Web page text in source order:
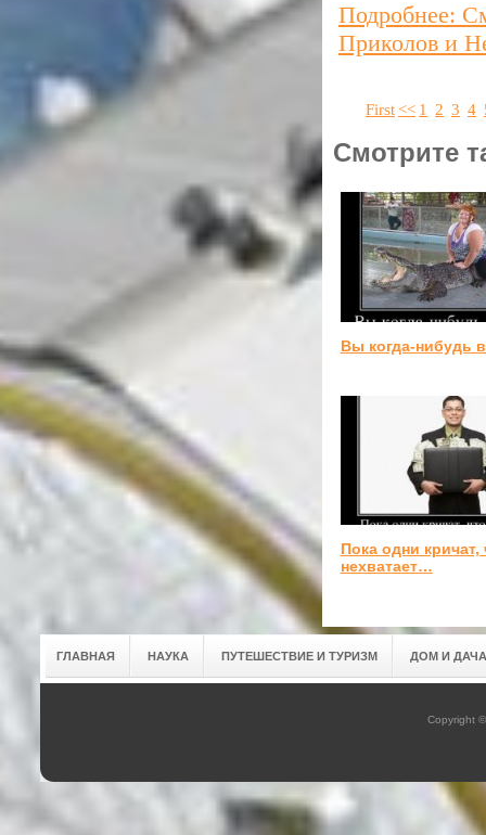
Подробнее:
Приколов и
First<< 1 2 3 4
Смотрите
Вы когда-нибудь
Пока одни кричат,
нехватает…
ГЛАВНАЯ НАУКА ПУТЕШЕСТВИЕ И ТУРИЗМ ДОМ И ДАЧА
Copyright